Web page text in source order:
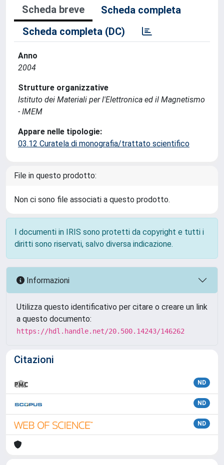
Scheda breve
Scheda completa
Scheda completa (DC)
Anno
2004
Strutture organizzative
Istituto dei Materiali per l'Elettronica ed il Magnetismo
- IMEM
Appare nelle tipologie:
03.12 Curatela di monografia/trattato scientifico
File in questo prodotto:
Non ci sono file associati a questo prodotto.
I documenti in IRIS sono protetti da copyright e tutti i
diritti sono riservati, salvo diversa indicazione.
Informazioni
Utilizza questo identificativo per citare o creare un link
a questo documento:
https://hdl.handle.net/20.500.14243/146262
Citazioni
ND
ND
ND